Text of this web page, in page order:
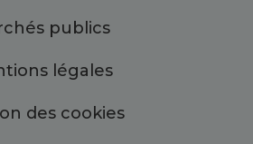
publics
légales
des cookies